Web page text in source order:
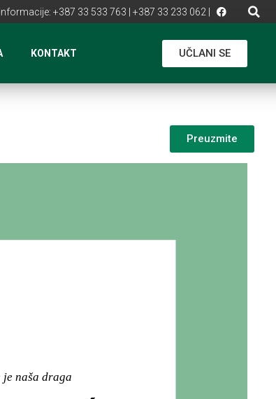
+387 33 533 763 | +387 33 233 062 |
KONTAKT UČLANI SE
Preuzmite
naša draga